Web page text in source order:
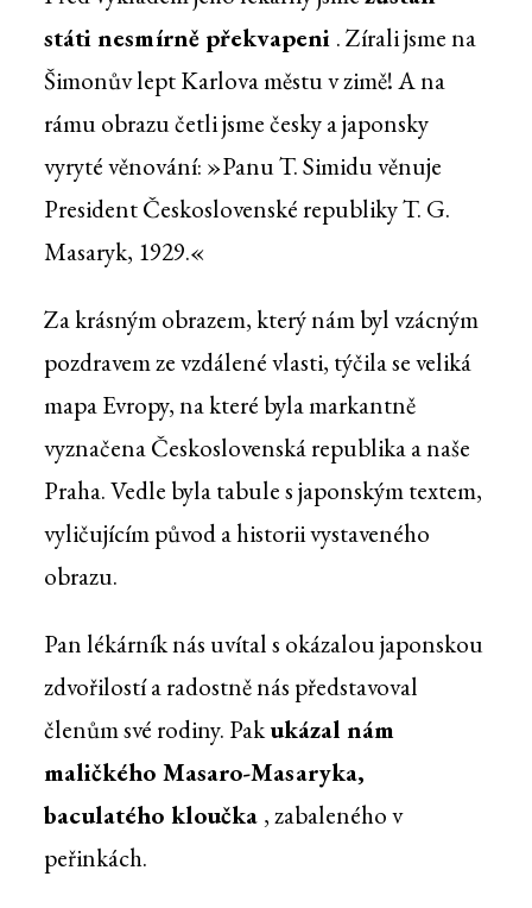
státi nesmírně překvapeni . Zírali jsme na
Šimonův lept Karlova městu v zimě! A na
rámu obrazu četli jsme česky a japonsky
vyryté věnování: »Panu T. Simidu věnuje
President Československé republiky T. G.
Masaryk, 1929.«
Za krásným obrazem, který nám byl vzácným
pozdravem ze vzdálené vlasti, týčila se veliká
mapa Evropy, na které byla markantně
vyznačena Československá republika a naše
Praha. Vedle byla tabule s japonským textem,
vyličujícím původ a historii vystaveného
obrazu.
Pan lékárník nás uvítal s okázalou japonskou
zdvořilostí a radostně nás představoval
členům své rodiny. Pakukázal nám
maličkého Masaro-Masaryka,
baculatého kloučka , zabaleného v
peřinkách.